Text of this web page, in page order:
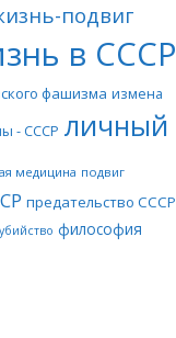
подвиг
в СССР
фашизма измена
- СССР личный
медицина подвиг
предательство СССР
убийство философия